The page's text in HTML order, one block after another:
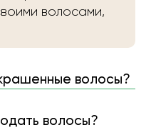
волосами,
волосы?
волосы?